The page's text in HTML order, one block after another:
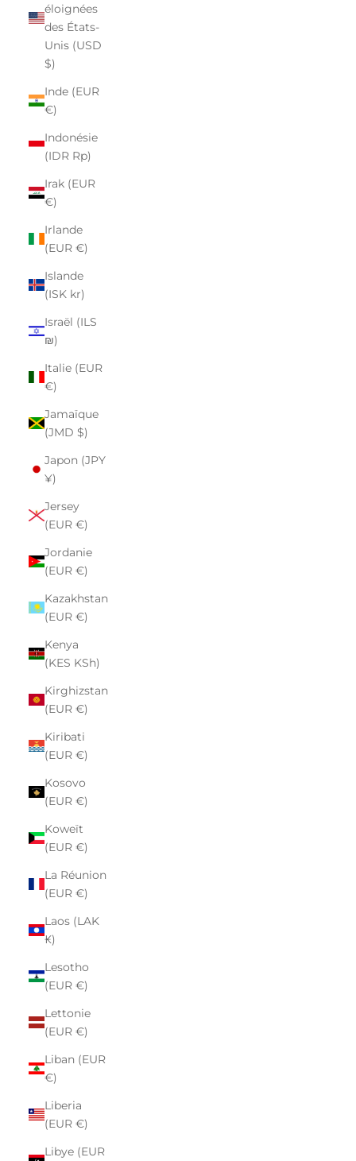
éloignées
des États-
Unis (USD
$)
Inde (EUR
€)
Indonésie
(IDR Rp)
Irak (EUR
€)
Irlande
(EUR €)
Islande
(ISK kr)
Israël (ILS
₪)
Italie (EUR
€)
Jamaïque
(JMD $)
Japon (JPY
¥)
Jersey
(EUR €)
Jordanie
(EUR €)
Kazakhstan
(EUR €)
Kenya
(KES KSh)
Kirghizstan
(EUR €)
Kiribati
(EUR €)
Kosovo
(EUR €)
Koweït
(EUR €)
La Réunion
(EUR €)
Laos (LAK
₭)
Lesotho
(EUR €)
Lettonie
(EUR €)
Liban (EUR
€)
Liberia
(EUR €)
Libye (EUR